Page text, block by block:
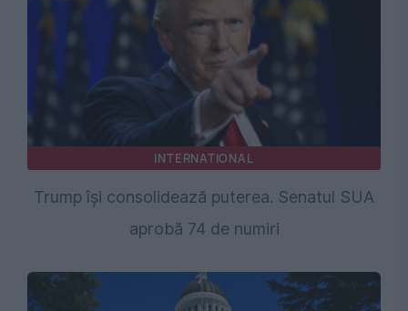
INTERNATIONAL
Trump își consolidează puterea. Senatul SUA
aprobă 74 de numiri